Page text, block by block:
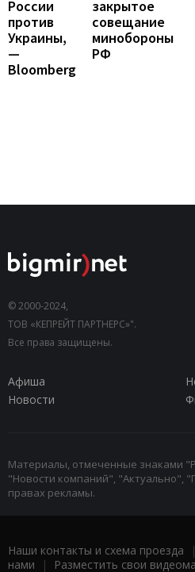
России
против
Украины,
—
Bloomberg
закрытое
совещание
минобороны
РФ
© 2000-2024,
ТОВ «КЕПРЕЙТ ПАРТНЕРС»".
Все права защищены.
Афиша
Новости
Материалы, отмеченные знаками
"Новости компаний", "Актуально",
правах рекламы.
Наши контакты и схема проезда |
нами | Разместить свои